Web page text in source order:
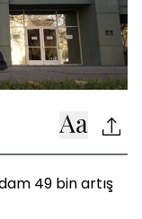
49 bin artış